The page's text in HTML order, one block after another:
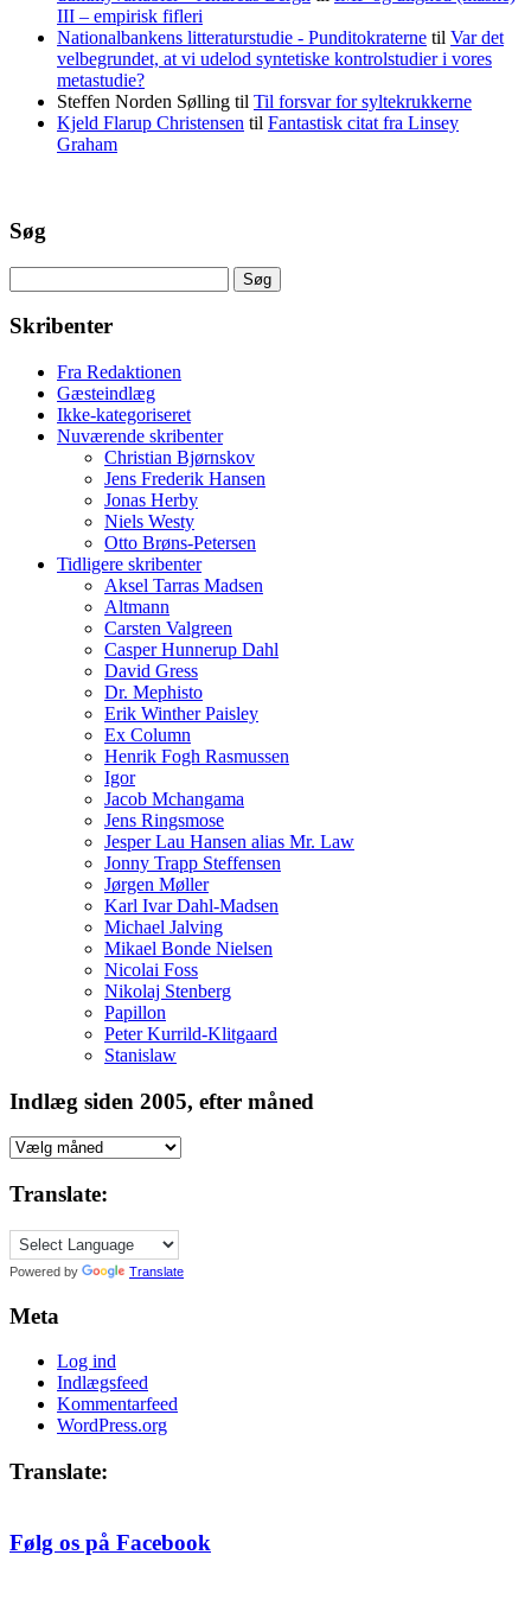
III – empirisk fifleri
Nationalbankens litteraturstudie - Punditokraterne til Var det
velbegrundet, at vi udelod syntetiske kontrolstudier i vores
metastudie?
Steffen Norden Sølling til Til forsvar for syltekrukkerne
Kjeld Flarup Christensen til Fantastisk citat fra Linsey
Graham
Søg
efter:
Skribenter
Fra Redaktionen
Gæsteindlæg
Ikke-kategoriseret
Nuværende skribenter
Christian Bjørnskov
Jens Frederik Hansen
Jonas Herby
Niels Westy
Otto Brøns-Petersen
Tidligere skribenter
Aksel Tarras Madsen
Altmann
Carsten Valgreen
Casper Hunnerup Dahl
David Gress
Dr. Mephisto
Erik Winther Paisley
Ex Column
Henrik Fogh Rasmussen
Igor
Jacob Mchangama
Jens Ringsmose
Jesper Lau Hansen alias Mr. Law
Jonny Trapp Steffensen
Jørgen Møller
Karl Ivar Dahl-Madsen
Michael Jalving
Mikael Bonde Nielsen
Nicolai Foss
Nikolaj Stenberg
Papillon
Peter Kurrild-Klitgaard
Stanislaw
Indlæg siden 2005, efter måned
Indlæg
2005,
måned
Translate:
Powered by Translate
Meta
Log ind
Indlægsfeed
Kommentarfeed
WordPress.org
Translate:
Følg os på Facebook